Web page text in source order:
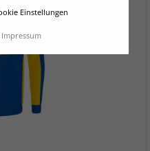
Einstellungen
Impressum